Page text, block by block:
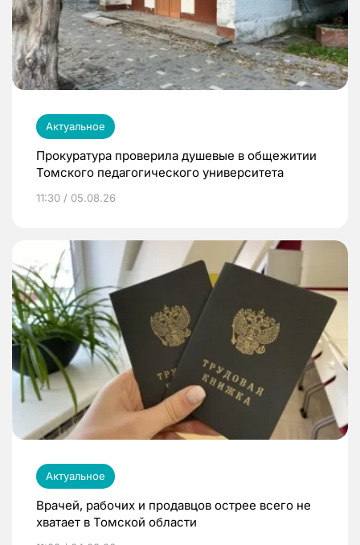
Актуальное
Прокуратура проверила душевые в общежитии
Томского педагогического университета
11:30 / 05.08.26
Актуальное
Врачей, рабочих и продавцов острее всего не
хватает в Томской области